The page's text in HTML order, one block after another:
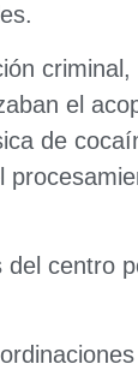
criminal,
el
de
del centro